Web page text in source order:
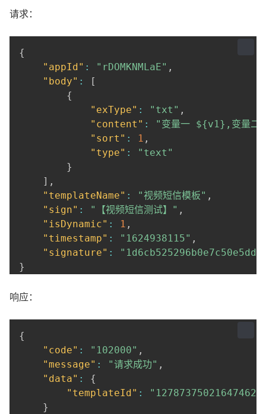
请求：
{
"appId" : "rDOMKNMLaE" ,
"body" :
[
{
"exType" : "txt" ,
"content" :
"变量一 ${v1},变量
"sort" : 1 ,
"type" :
"text"
}
] ,
"templateName" : "视频短信模板" ,
"sign" : "【视频短信测试】" ,
"isDynamic" : 1 ,
"timestamp" : "1624938115" ,
"signature" :
}
响应：
{
"code" : "102000" ,
"message" : "请求成功" ,
"data" :
{
"templateId" :
}